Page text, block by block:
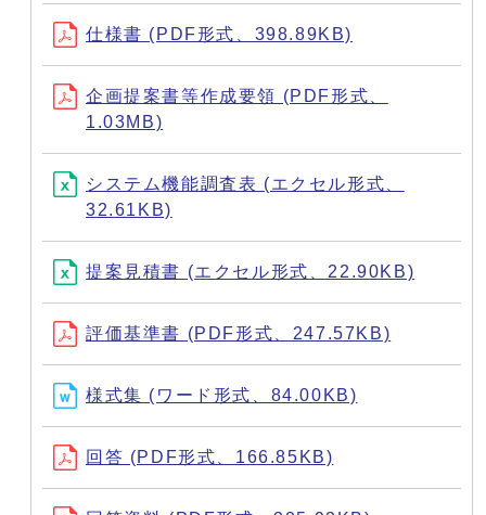
仕様書 (PDF形式、398.89KB)
企画提案書等作成要領 (PDF形式、
1.03MB)
システム機能調査表 (エクセル形式、
32.61KB)
提案見積書 (エクセル形式、22.90KB)
評価基準書 (PDF形式、247.57KB)
様式集 (ワード形式、84.00KB)
回答 (PDF形式、166.85KB)